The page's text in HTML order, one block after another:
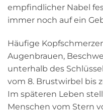
empfindlicher Nabel
immer noch auf ein
Häufige
Augenbrauen,
unterhalb des
vom 8. Brustwirbel bis
Im späteren Leben
Menschen vom Stern